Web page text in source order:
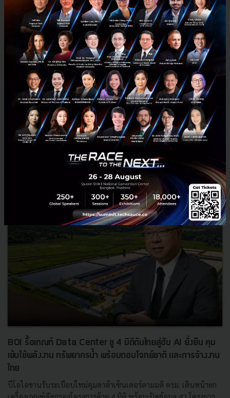
3 เรื่องที่ประเทศไทยต้อง Focus สร้างคน–นวัตกรรม–ปฏิรูป
ระบบราชการ เพื่อยกระดับขีดความสามารถประเทศ
นายอนุทิน ชาญวีรกูล นายกรัฐมนตรีและรัฐมนตรีว่าการกระทรวง
มหาดไทย กล่าวปาฐกถาพิเศษในหัวข้อ “ฝ่าวิกฤติ รับมือระเบียบโลก
ใหม่” ในงาน The INTANIA Forum...
สิงหาคม 6, 2026| By Techsauce Team
เศรษฐกิจไทย
BOI รื้อเกณฑ์ Data Center ชู 4 มิติดันไทยสู่ฮับ AI ยั่งยืน คุม
เข้มใช้พลังงาน ทรัพยากรน้ำ พร้อมตอบโจทย์ชาติ และการจ้างงาน
ไทย
บีโอไอขานรับระเบียบใหม่คุมดาต้าเซ็นเตอร์ตามมติ ครม. เดินหน้ายก